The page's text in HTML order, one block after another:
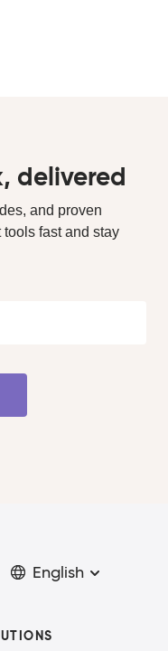
delivered
and proven
fast and stay
English